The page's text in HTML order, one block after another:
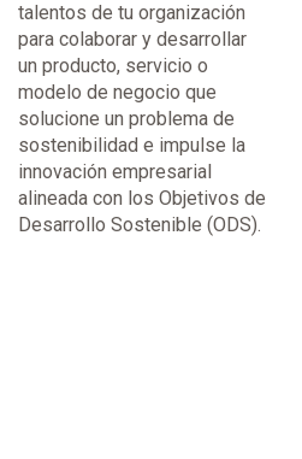
talentos de tu organización
para colaborar y desarrollar
un producto, servicio o
modelo de negocio que
solucione un problema de
sostenibilidad e impulse la
innovación empresarial
alineada con los Objetivos de
Desarrollo Sostenible (ODS).